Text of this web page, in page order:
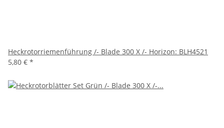
Heckrotorriemenführung /- Blade 300 X /- Horizon: BLH4521
5,80 € *